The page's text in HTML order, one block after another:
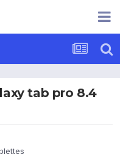
tab pro 8.4